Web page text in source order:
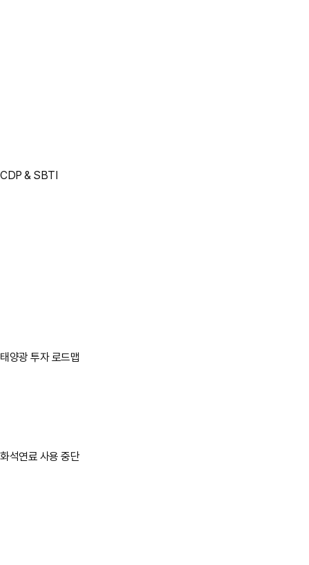
CDP & SBTI
태양광 투자 로드맵
화석연료 사용 중단